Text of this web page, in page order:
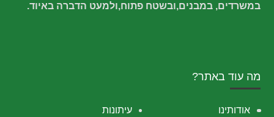
במשרדים, במבנים,ובשטח פתוח,ולמעט הדברה באיוד.
מה עוד באתר?
עיתונות
אודותינו